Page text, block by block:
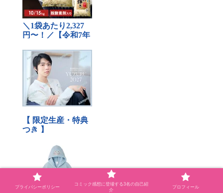
プライバシーポリシー
コミック感想に登場する3名の自己紹
介
プロフィール